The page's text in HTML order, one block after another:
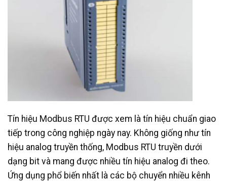
Tín hiệu Modbus RTU được xem là tín hiệu chuẩn giao
tiếp trong công nghiệp ngày nay. Không giống như tín
hiệu analog truyền thống, Modbus RTU truyền dưới
dạng bit và mang được nhiều tín hiệu analog đi theo.
Ứng dụng phổ biến nhất là các bộ chuyển nhiều kênh